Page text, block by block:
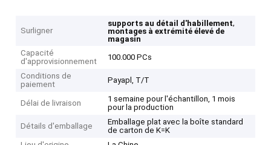
Surligner
supports au détail d'habillement,
montages à extrémité élevé de
magasin
Capacité
d'approvisionnement
100.000 PCs
Conditions de
paiement
Payapl, T/T
Délai de livraison
1 semaine pour l'échantillon, 1 mois
pour la production
Détails d'emballage
Emballage plat avec la boîte standard
de carton de K=K